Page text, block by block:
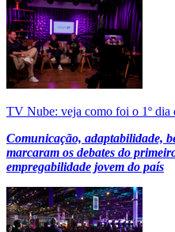
TV Nube: veja como foi o 1º dia
Comunicação, adaptabilidade,
marcaram os debates do
empregabilidade jovem do país